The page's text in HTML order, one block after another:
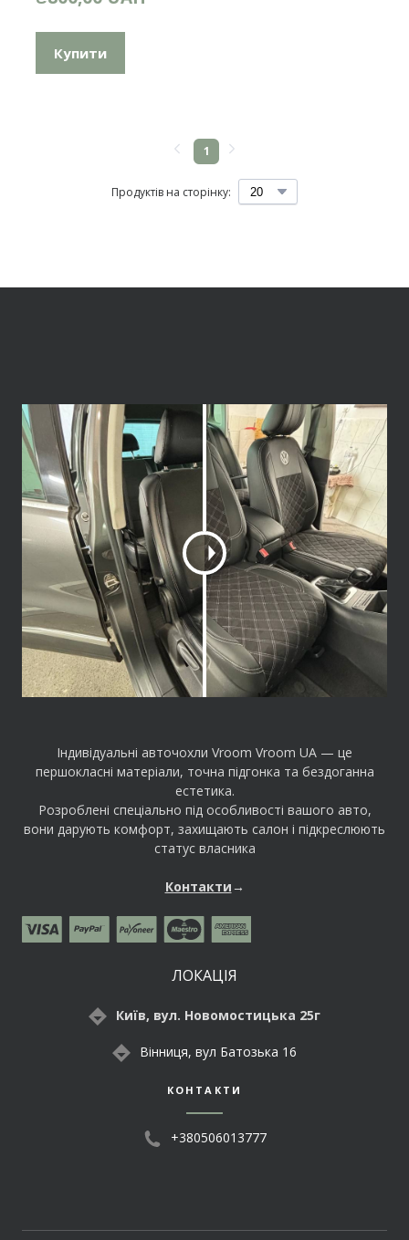
Купити
Продуктів на сторінку:
1
C
h
a
n
g
e
a
m
o
u
n
t
Індивідуальні авточохли Vroom Vroom UA — це
першокласні матеріали, точна підгонка та бездоганна
естетика.
Розроблені спеціально під особливості вашого авто,
вони дарують комфорт, захищають салон і підкреслюють
статус власника
Контакти→
ЛОКАЦІЯ
Київ, вул. Новомостицька 25г
Вінниця, вул Батозька 16
КОНТАКТИ
+380506013777